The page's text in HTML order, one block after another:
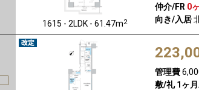
1615 - 2LDK - 61.47m2
仲介/FR 0
向き/入居
管理費
敷/礼 1ヶ月